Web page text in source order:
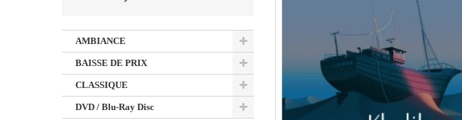
AMBIANCE
BAISSE DE PRIX
CLASSIQUE
DVD / Blu-Ray Disc